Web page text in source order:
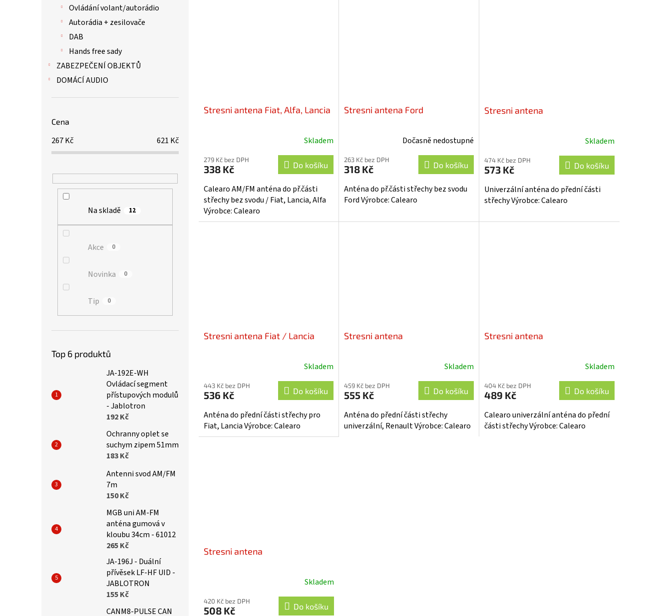
Ovládání volant/autorádio
Autorádia + zesilovače
DAB
Hands free sady
ZABEZPEČENÍ OBJEKTŮ
DOMÁCÍ AUDIO
Cena
267Kč 621 Kč
Na skladě 12
Akce 0
Novinka 0
Tip 0
Top 6 produktů
JA-192E-WH
Ovládací segment
přístupových modulů
- Jablotron
192 Kč
Ochranny oplet se
suchym zipem 51mm
183 Kč
Antenni svod AM/FM
7m
150 Kč
MGB uni AM-FM
anténa gumová v
kloubu 34cm - 61012
265 Kč
JA-196J - Duální
přívěsek LF-HF UID -
JABLOTRON
155 Kč
CANM8-PULSE CAN
Stresni antena Fiat, Alfa, Lancia
Skladem
279 Kč bez DPH
338 Kč Do košíku
Calearo AM/FM anténa do př.části
střechy bez svodu / Fiat, Lancia, Alfa
Výrobce: Calearo
Stresni antena Ford
produktu
je
3,4
z
hvězdiček.
Dočasně nedostupné
263 Kč bez DPH
318 Kč Do košíku
Anténa do př.části střechy bez svodu
Ford Výrobce: Calearo
Stresni antena
Skladem
474 Kč bez DPH
573 Kč Do košíku
Univerzální anténa do přední části
střechy Výrobce: Calearo
Stresni antena Fiat / Lancia
Skladem
443 Kč bez DPH
536 Kč Do košíku
Anténa do přední části střechy pro
Fiat, Lancia Výrobce: Calearo
Stresni antena
Skladem
459 Kč bez DPH
555 Kč Do košíku
Anténa do přední části střechy
univerzální, Renault Výrobce: Calearo
Stresni antena
Skladem
404 Kč bez DPH
489 Kč Do košíku
Calearo univerzální anténa do přední
části střechy Výrobce: Calearo
Stresni antena
Skladem
420 Kč bez DPH
508 Kč Do košíku